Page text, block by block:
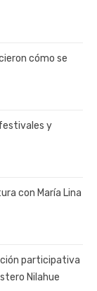
cómo se
y
con María Lina
participativa
Nilahue